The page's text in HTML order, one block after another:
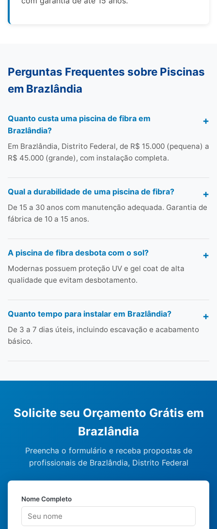
Perguntas Frequentes sobre Piscinas
em Brazlândia
Quanto custa uma piscina de fibra em
Brazlândia?
Em Brazlândia, Distrito Federal, de R$ 15.000 (pequena) a
R$ 45.000 (grande), com instalação completa.
Qual a durabilidade de uma piscina de fibra?
De 15 a 30 anos com manutenção adequada. Garantia de
fábrica de 10 a 15 anos.
A piscina de fibra desbota com o sol?
Modernas possuem proteção UV e gel coat de alta
qualidade que evitam desbotamento.
Quanto tempo para instalar em Brazlândia?
De 3 a 7 dias úteis, incluindo escavação e acabamento
básico.
Solicite seu Orçamento Grátis em
Brazlândia
Preencha o formulário e receba propostas de
profissionais de Brazlândia, Distrito Federal
Nome Completo